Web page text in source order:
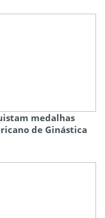
medalhas
de Ginástica